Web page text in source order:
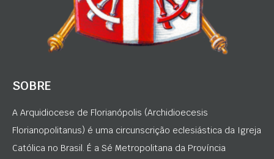
SOBRE
A Arquidiocese de Florianópolis (Archidioecesis
Florianopolitanus) é uma circunscrição eclesiástica da Igreja
Católica no Brasil. É a Sé Metropolitana da Província